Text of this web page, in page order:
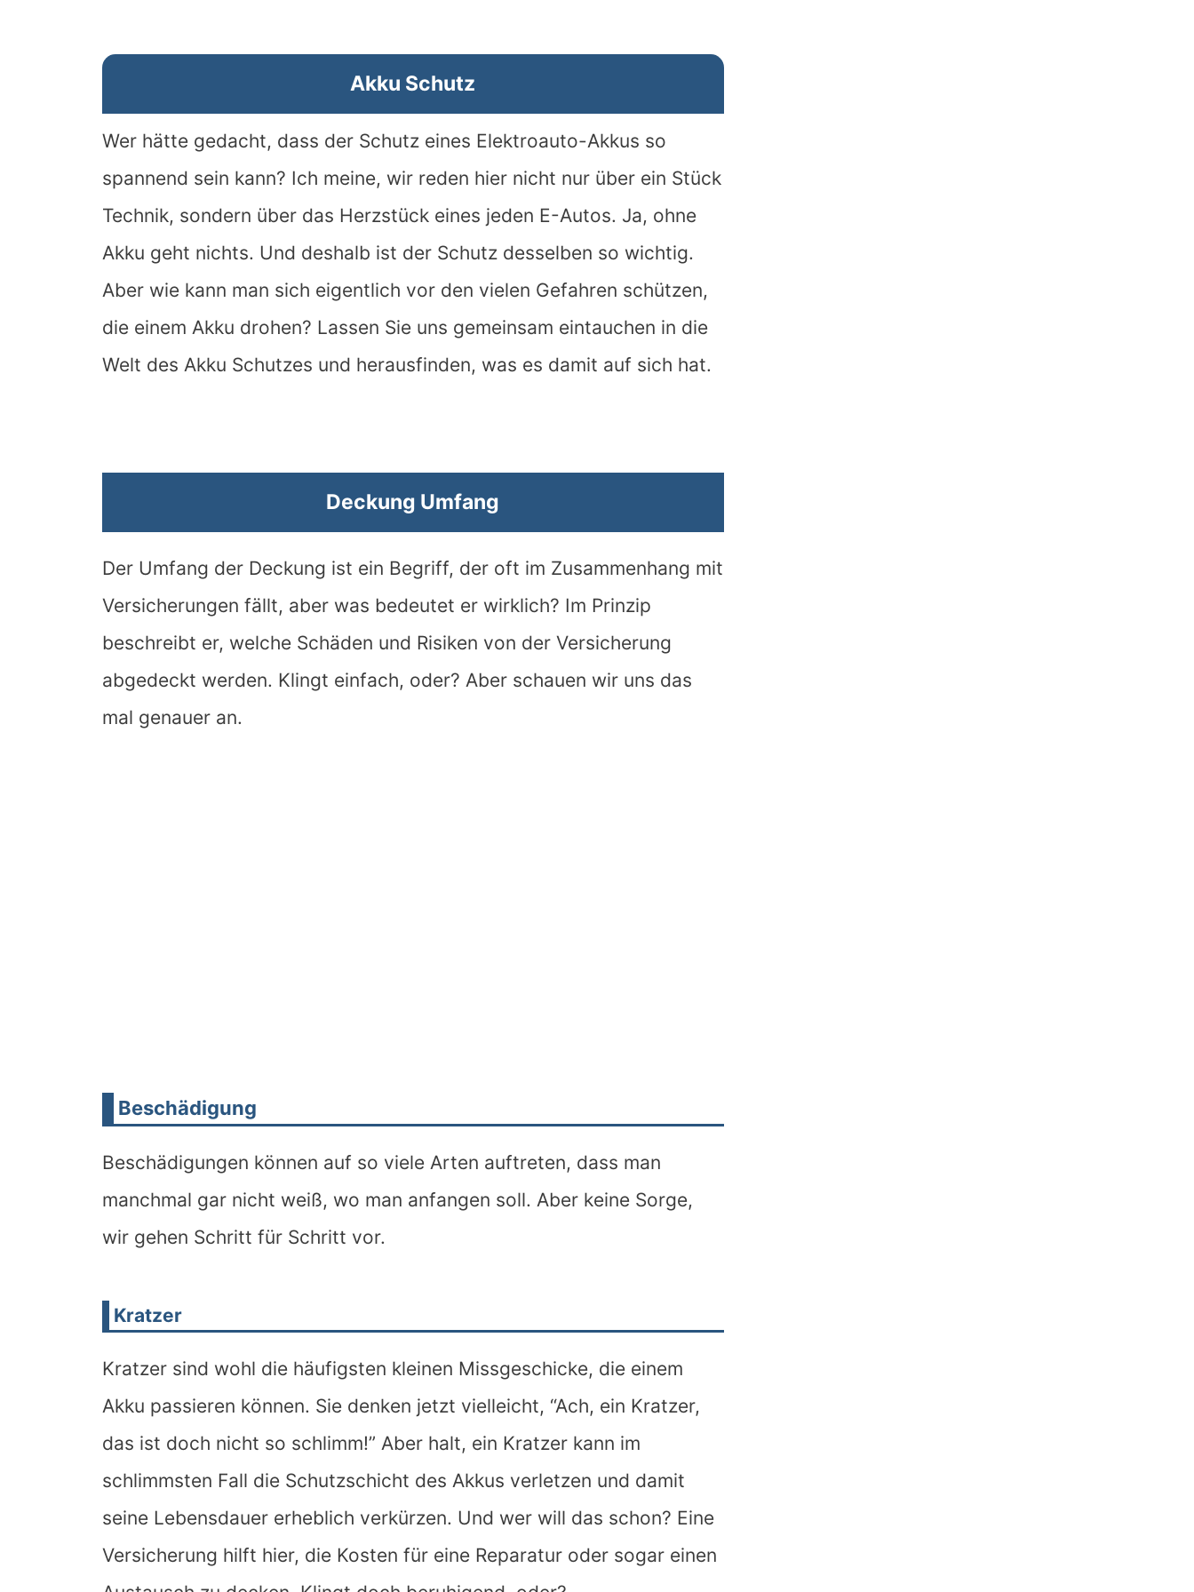
Akku Schutz
Wer hätte gedacht, dass der Schutz eines Elektroauto-Akkus so
spannend sein kann? Ich meine, wir reden hier nicht nur über ein Stück
Technik, sondern über das Herzstück eines jeden E-Autos. Ja, ohne
Akku geht nichts. Und deshalb ist der Schutz desselben so wichtig.
Aber wie kann man sich eigentlich vor den vielen Gefahren schützen,
die einem Akku drohen? Lassen Sie uns gemeinsam eintauchen in die
Welt des Akku Schutzes und herausfinden, was es damit auf sich hat.
Deckung Umfang
Der Umfang der Deckung ist ein Begriff, der oft im Zusammenhang mit
Versicherungen fällt, aber was bedeutet er wirklich? Im Prinzip
beschreibt er, welche Schäden und Risiken von der Versicherung
abgedeckt werden. Klingt einfach, oder? Aber schauen wir uns das
mal genauer an.
Beschädigung
Beschädigungen können auf so viele Arten auftreten, dass man
manchmal gar nicht weiß, wo man anfangen soll. Aber keine Sorge,
wir gehen Schritt für Schritt vor.
Kratzer
Kratzer sind wohl die häufigsten kleinen Missgeschicke, die einem
Akku passieren können. Sie denken jetzt vielleicht, “Ach, ein Kratzer,
das ist doch nicht so schlimm!” Aber halt, ein Kratzer kann im
schlimmsten Fall die Schutzschicht des Akkus verletzen und damit
seine Lebensdauer erheblich verkürzen. Und wer will das schon? Eine
Versicherung hilft hier, die Kosten für eine Reparatur oder sogar einen